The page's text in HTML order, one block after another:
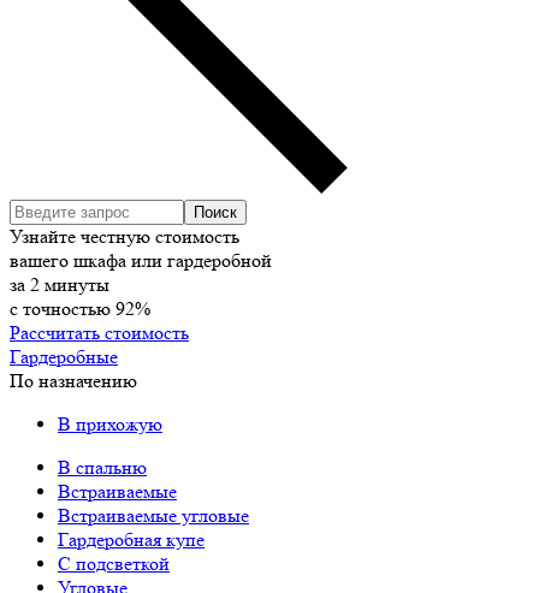
Узнайте честную стоимость
вашего шкафа или гардеробной
за 2 минуты
с точностью 92%
Рассчитать стоимость
Гардеробные
По назначению
В прихожую
В спальню
Встраиваемые
Встраиваемые угловые
Гардеробная купе
С подсветкой
Угловые